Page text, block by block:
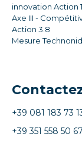
innovation Action
Axe III -
Action 3.8
Mesure
+39 081 183 73
+39 351 558 50 67